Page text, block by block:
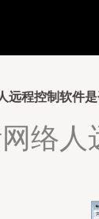
远程控制软件
络人